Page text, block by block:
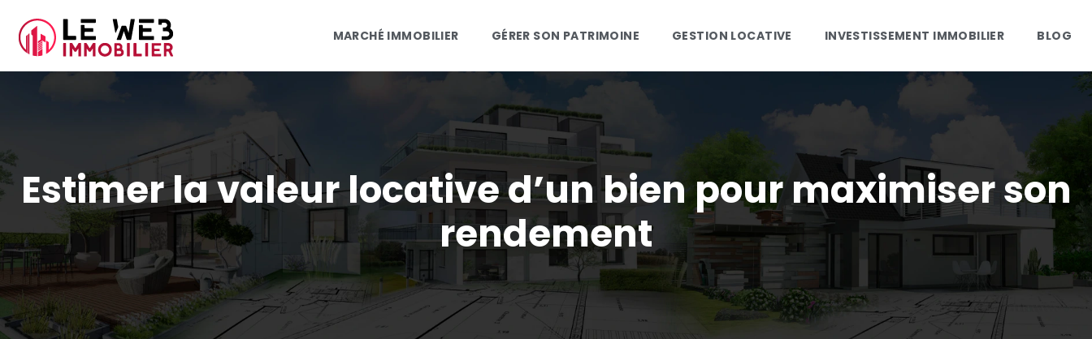
MARCHÉ IMMOBILIER GÉRER SON PATRIMOINE GESTION LOCATIVE INVESTISSEMENT IMMOBILIER BLOG
Estimer la valeur locative d’un bien pour maximiser son
rendement